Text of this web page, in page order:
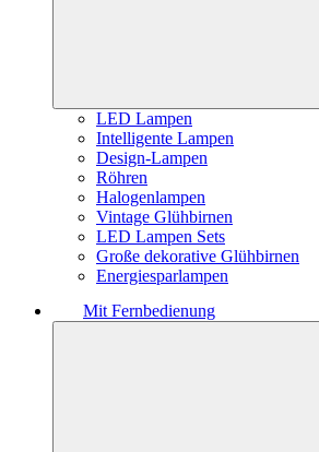
LED Lampen
Intelligente Lampen
Design-Lampen
Röhren
Halogenlampen
Vintage Glühbirnen
LED Lampen Sets
Große dekorative Glühbirnen
Energiesparlampen
Mit Fernbedienung